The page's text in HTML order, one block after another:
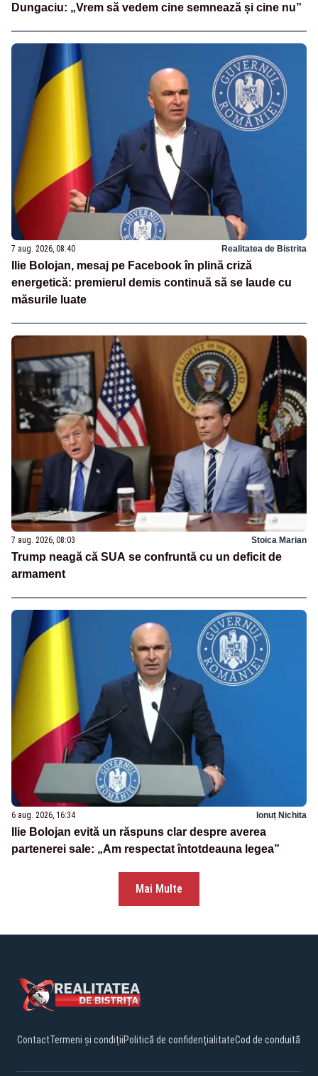
Dungaciu: „Vrem să vedem cine semnează și cine nu”
7 aug. 2026, 08:40 Realitatea de Bistrita
Ilie Bolojan, mesaj pe Facebook în plină criză
energetică: premierul demis continuă să se laude cu
măsurile luate
7 aug. 2026, 08:03 Stoica Marian
Trump neagă că SUA se confruntă cu un deficit de
armament
6 aug. 2026, 16:34 Ionuț Nichita
Ilie Bolojan evită un răspuns clar despre averea
partenerei sale: „Am respectat întotdeauna legea”
Mai Multe
ContactTermeni și condițiiPolitică de confidențialitateCod de conduită